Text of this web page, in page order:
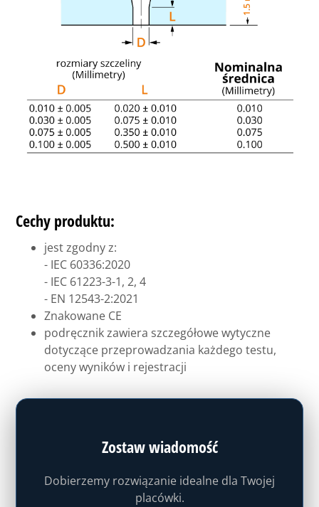
Cechy produktu:
jest zgodny z:
- IEC 60336:2020
- IEC 61223-3-1, 2, 4
- EN 12543-2:2021
Znakowane CE
podręcznik zawiera szczegółowe wytyczne
dotyczące przeprowadzania każdego testu,
oceny wyników i rejestracji
Zostaw wiadomość
Dobierzemy rozwiązanie idealne dla Twojej
placówki.